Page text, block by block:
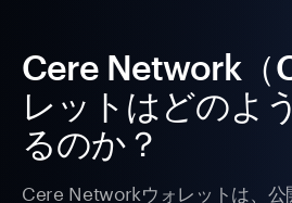
Cere Network（
レットはどのよ
るのか？
Cere Networkウォレットは、公